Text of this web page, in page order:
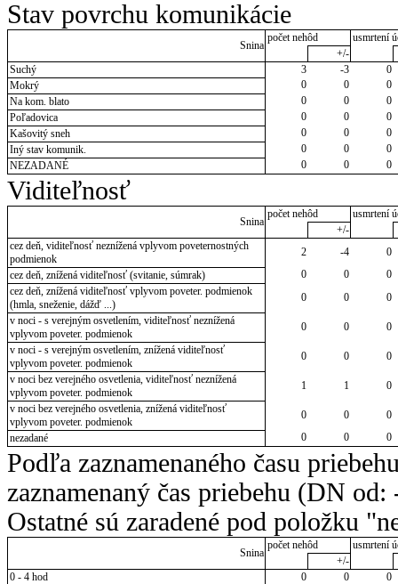
Stav povrchu komunikácie
Snina
počet nehôd
usmrtení
+/-
Suchý
3 -3
0
Mokrý
0 0
0
Na kom. blato
0 0
0
Poľadovica
0 0
0
Kašovitý sneh
0 0
0
Iný stav komunik.
0 0
0
NEZADANÉ
0 0 0
Viditeľnosť
Snina
počet nehôd
usmrtení
+/-
cez deň, viditeľnosť neznížená vplyvom poveternostných
podmienok
2 -4
0
cez deň, znížená viditeľnosť (svitanie, súmrak)
0 0
0
cez deň, znížená viditeľnosť vplyvom poveter. podmienok
(hmla, sneženie, dážď ...)
0 0
0
v noci - s verejným osvetlením, viditeľnosť neznížená
vplyvom poveter. podmienok
0 0
0
v noci - s verejným osvetlením, znížená viditeľnosť
vplyvom poveter. podmienok
0 0
0
v noci bez verejného osvetlenia, viditeľnosť neznížená
vplyvom poveter. podmienok
1 1
0
v noci bez verejného osvetlenia, znížená viditeľnosť
vplyvom poveter. podmienok
0 0
0
nezadané
0 0 0
Podľa zaznamenaného času
zaznamenaný čas priebehu (DN
Ostatné sú zaradené pod položku
Snina
počet nehôd
usmrtení
+/-
0 - 4 hod
0 0
0